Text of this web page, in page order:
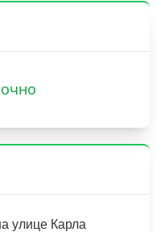
улице Карла